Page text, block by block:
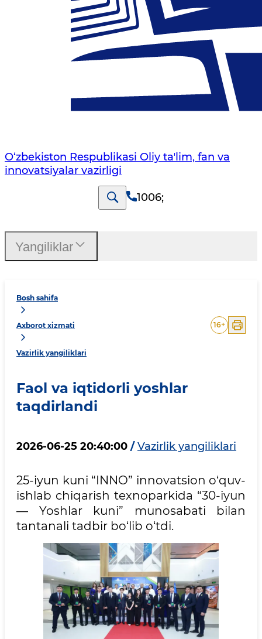
O‘zbekiston Respublikasi Oliy taʼlim, fan va
innovatsiyalar vazirligi
1006;
Bosh sahifa
Axborot xizmati
Vazirlik yangiliklari
16+
Faol va iqtidorli yoshlar
taqdirlandi
2026-06-25 20:40:00 / Vazirlik yangiliklari
25-iyun kuni “INNO” innovatsion o‘quv-
ishlab chiqarish texnoparkida “30-iyun
— Yoshlar kuni” munosabati bilan
tantanali tadbir bo‘lib o‘tdi.
Yangiliklar